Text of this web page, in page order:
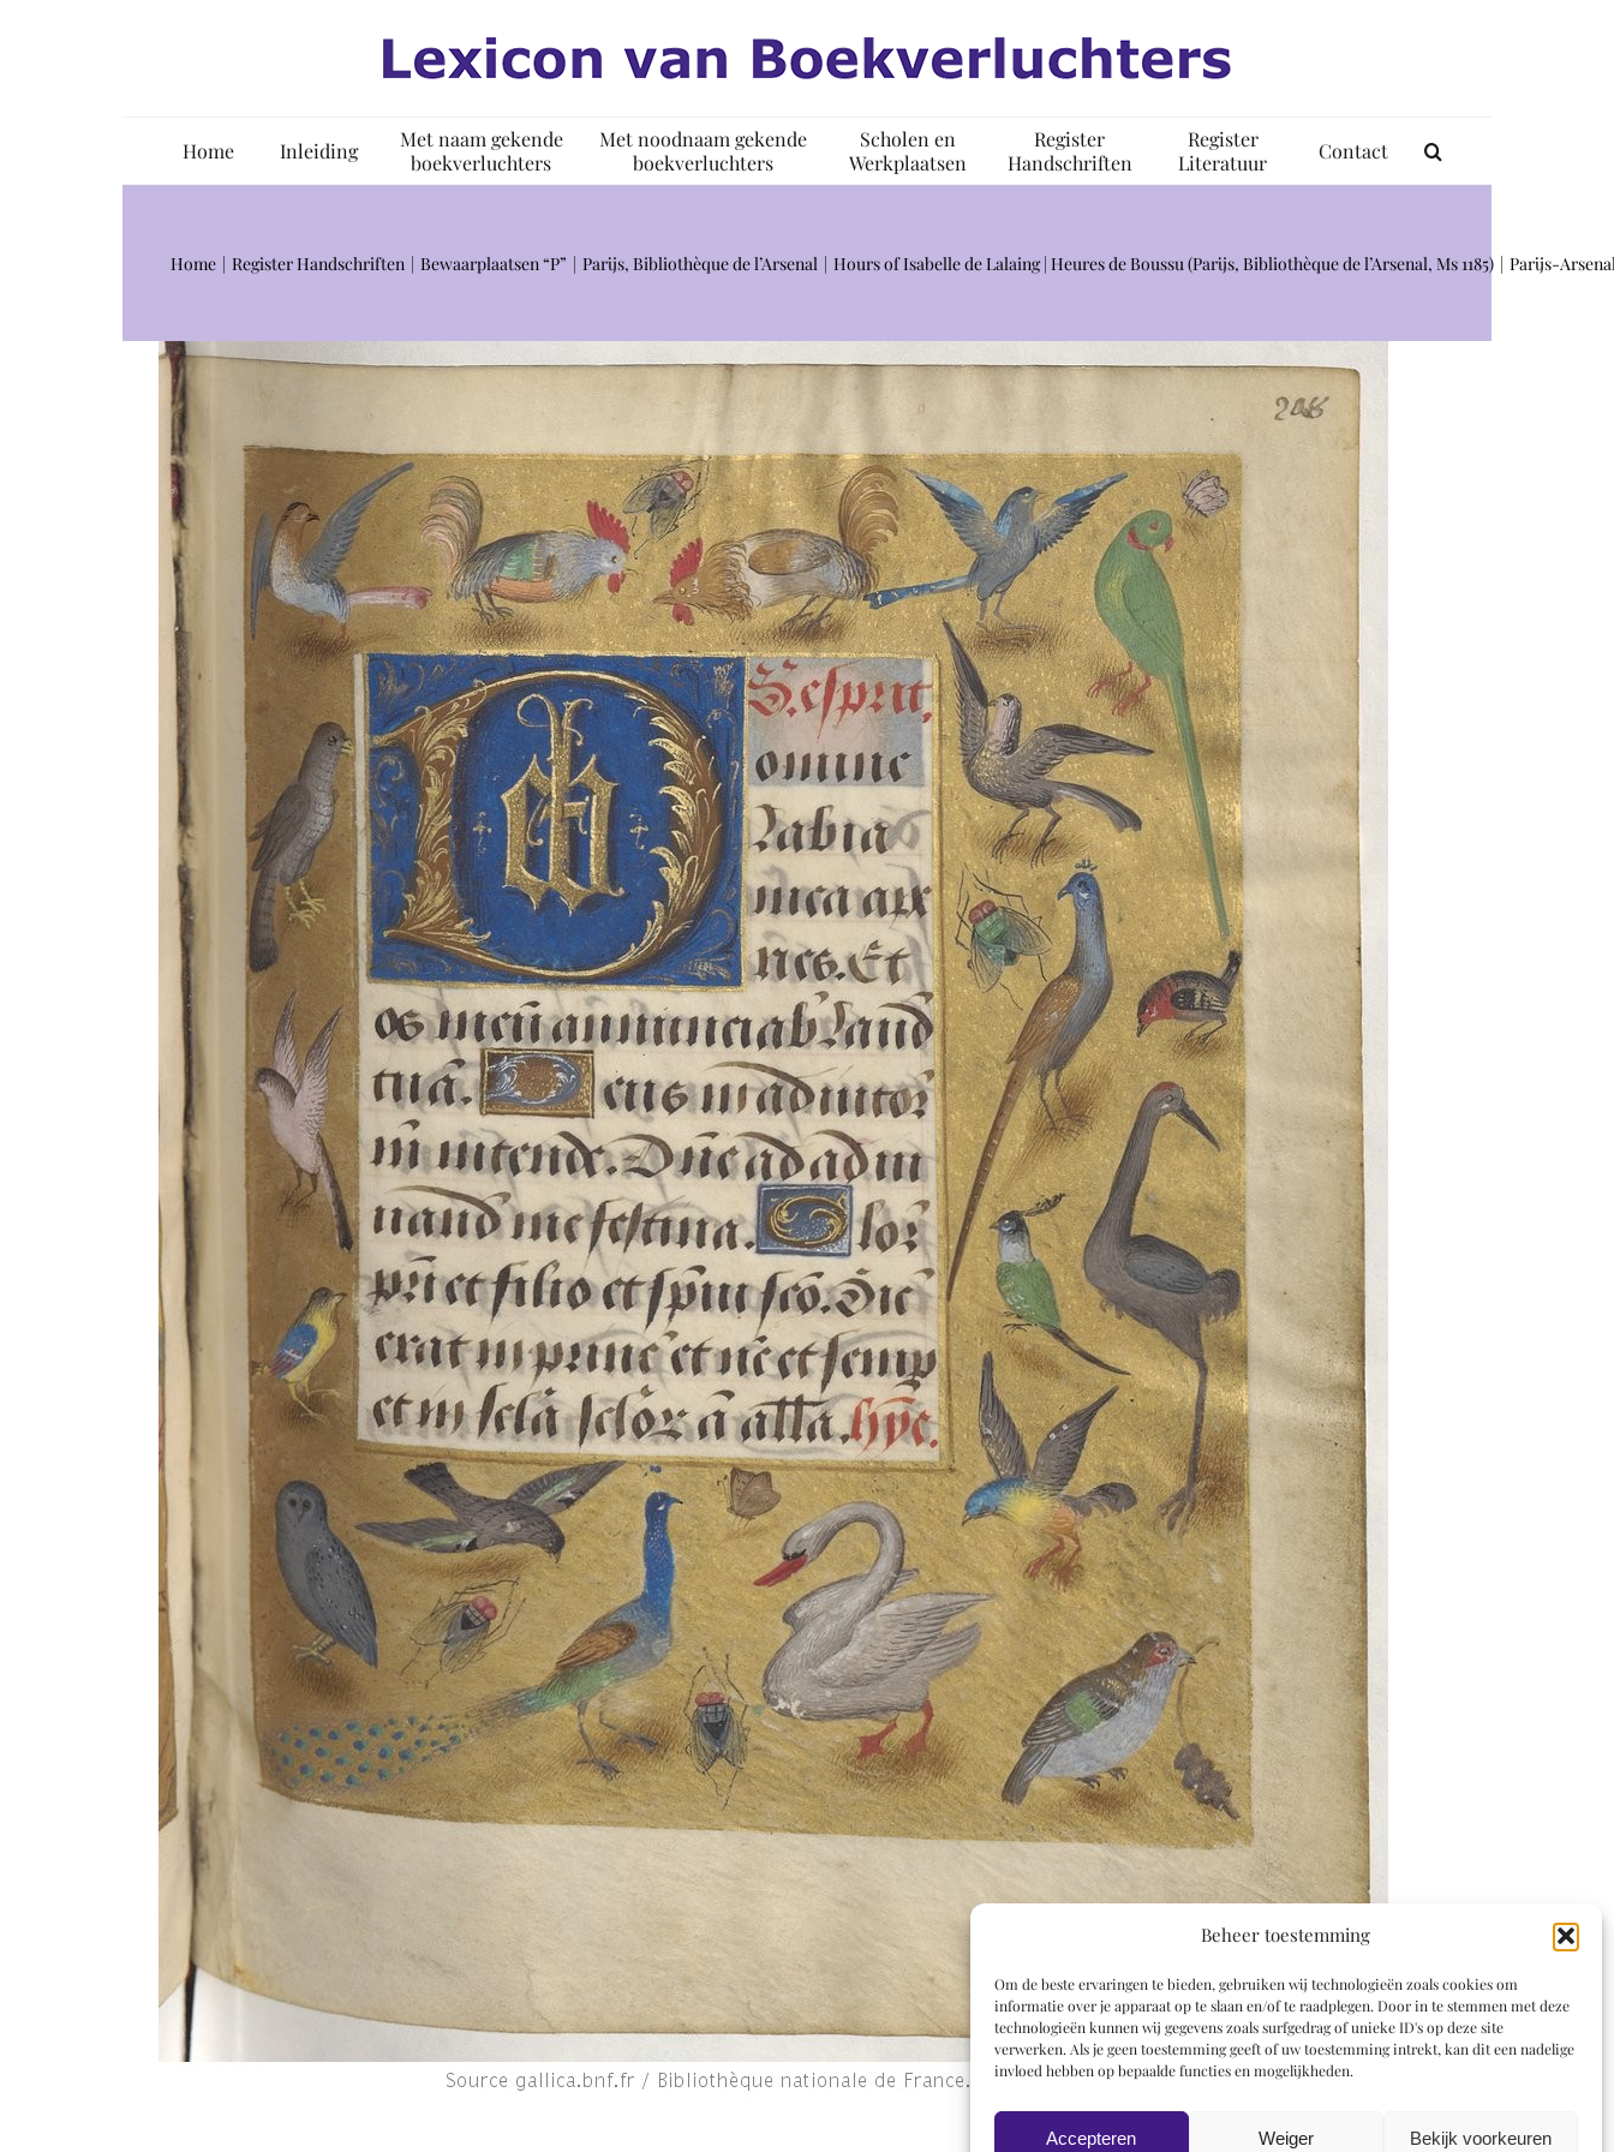
Beheer toestemming
Om de beste ervaringen te bieden, gebruiken wij technologieën zoals cookies om
informatie over je apparaat op te slaan en/of te raadplegen. Door in te stemmen met deze
technologieën kunnen wij gegevens zoals surfgedrag of unieke ID's op deze site
verwerken. Als je geen toestemming geeft of uw toestemming intrekt, kan dit een nadelige
invloed hebben op bepaalde functies en mogelijkheden.
Accepteren Weiger Bekijk voorkeuren
Home Inleiding
Met naam gekende
boekverluchters
Met noodnaam gekende
boekverluchters
Scholen en
Werkplaatsen
Register
Handschriften
Register
Literatuur
Contact
Home Register Handschriften Bewaarplaatsen “P” Parijs, Bibliothèque de l’Arsenal Hours of Isabelle de Lalaing | Heures de Boussu (Parijs, Bibliothèque de l’Arsenal, Ms 1185) Parijs-